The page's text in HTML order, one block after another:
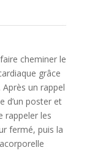
cheminer le
grâce
un rappel
d’un poster et
rappeler les
fermé, puis la